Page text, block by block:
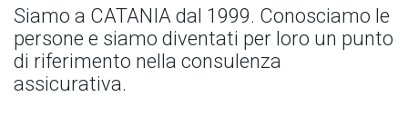
Siamo a CATANIA dal 1999. Conosciamo le
persone e siamo diventati per loro un punto
di riferimento nella consulenza
assicurativa.